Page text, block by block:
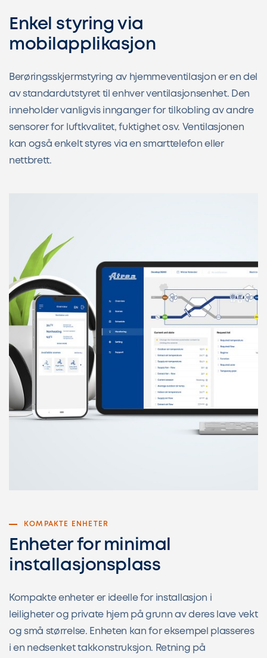
Enkel styring via
mobilapplikasjon
Berøringsskjermstyring av hjemmeventilasjon er en del
av standardutstyret til enhver ventilasjonsenhet. Den
inneholder vanligvis innganger for tilkobling av andre
sensorer for luftkvalitet, fuktighet osv. Ventilasjonen
kan også enkelt styres via en smarttelefon eller
nettbrett.
KOMPAKTE ENHETER
Enheter for minimal
installasjonsplass
Kompakte enheter er ideelle for installasjon i
leiligheter og private hjem på grunn av deres lave vekt
og små størrelse. Enheten kan for eksempel plasseres
i en nedsenket takkonstruksjon. Retning på